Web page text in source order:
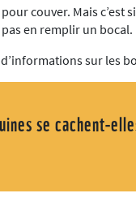
couver. Mais c’est
en remplir un bocal.
sur les
se cachent-